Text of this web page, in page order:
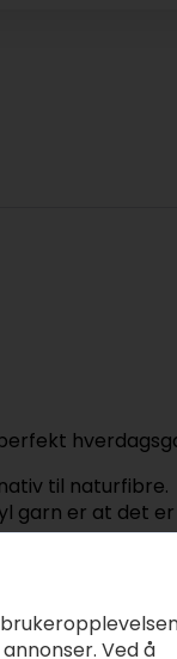
til naturfibre.
garn er at det
interiør eller
Ved å